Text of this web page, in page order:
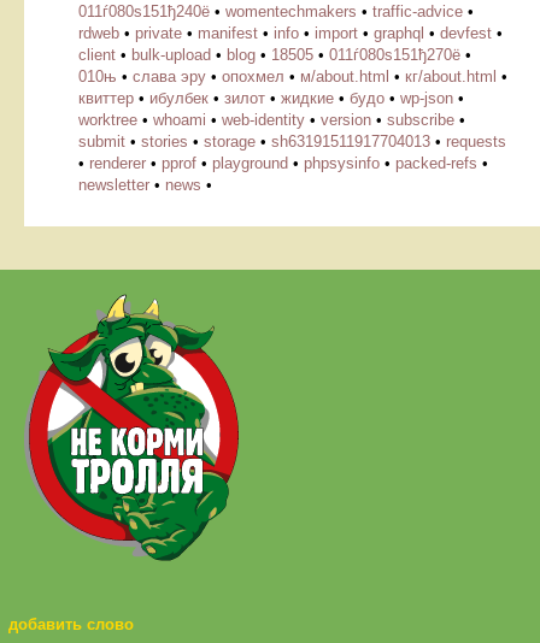
011ѓ080ѕ151ђ240ё • womentechmakers • traffic-advice •
rdweb • private • manifest • info • import • graphql • devfest •
client • bulk-upload • blog • 18505 • 011ѓ080ѕ151ђ270ё •
010њ • слава эру • опохмел • м/about.html • кг/about.html •
квиттер • ибулбек • зилот • жидкие • будо • wp-json •
worktree • whoami • web-identity • version • subscribe •
submit • stories • storage • sh63191511917704013 • requests
• renderer • pprof • playground • phpsysinfo • packed-refs •
newsletter • news •
добавить слово